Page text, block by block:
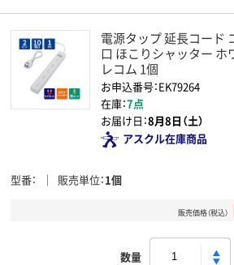
電源タップ 延長コード
口 ほこりシャッター ホ
レコム 1個
お申込番号：EK79264
在庫：7点
お届け日：8月8日（土）
アスクル在庫商品
型番 販売単位 1個
販売価格（税込）
数量